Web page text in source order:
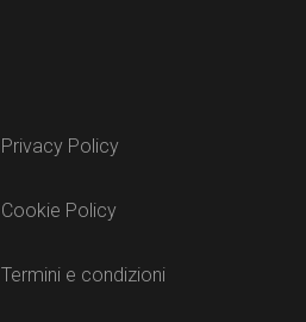
Privacy Policy
Cookie Policy
Termini e condizioni